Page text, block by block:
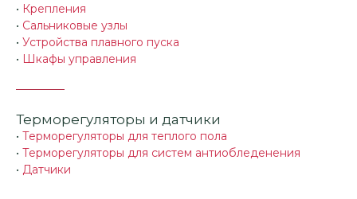
• Крепления
• Сальниковые узлы
• Устройства плавного пуска
• Шкафы управления
Терморегуляторы и датчики
• Терморегуляторы для теплого пола
• Терморегуляторы для систем антиобледенения
• Датчики